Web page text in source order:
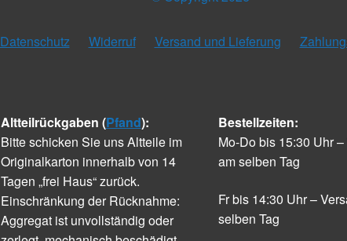
Datenschutz Widerruf Versand und Lieferung
Altteilrückgaben (Pfand):
Bitte schicken Sie uns Altteile im
Originalkarton innerhalb von 14
Tagen „frei Haus“ zurück.
Einschränkung der Rücknahme:
Aggregat ist unvollständig oder
Bestellzeiten:
Mo-Do bis 15:30 Uhr
am selben Tag
Fr bis 14:30 Uhr –
selben Tag